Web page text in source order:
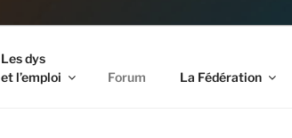
Les dys
et l’emploi
Forum La Fédération